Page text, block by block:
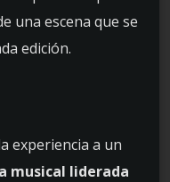
una escena que se
edición.
experiencia a un
musical liderada